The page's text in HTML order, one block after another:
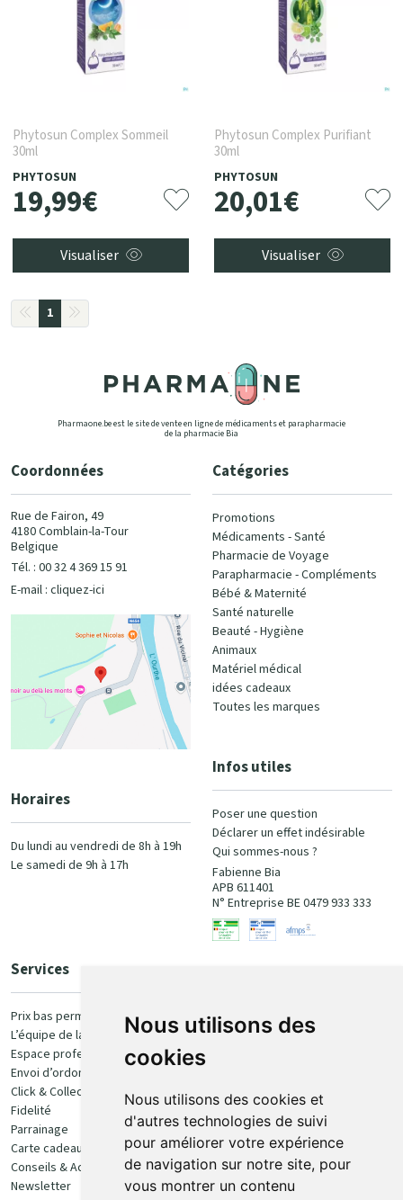
Nous utilisons des
cookies
Nous utilisons des cookies et
d'autres technologies de suivi
pour améliorer votre expérience
de navigation sur notre site, pour
vous montrer un contenu
Phytosun Complex Sommeil
30ml
PHYTOSUN
19,99€
Visualiser
Phytosun Complex Purifiant
30ml
PHYTOSUN
20,01€
Visualiser
1
Pharmaone.be est le site de vente en ligne de médicaments et parapharmacie
de la pharmacie Bia
Coordonnées
Rue de Fairon, 49
4180 Comblain-la-Tour
Belgique
Tél. : 00 32 4 369 15 91
E-mail : cliquez-ici
Horaires
Du lundi au vendredi de 8h à 19h
Le samedi de 9h à 17h
Catégories
Promotions
Médicaments - Santé
Pharmacie de Voyage
Parapharmacie - Compléments
Bébé & Maternité
Santé naturelle
Beauté - Hygiène
Animaux
Matériel médical
idées cadeaux
Toutes les marques
Infos utiles
Poser une question
Déclarer un effet indésirable
Qui sommes-nous ?
Fabienne Bia
APB 611401
N° Entreprise BE 0479 933 333
Services
Prix bas permanent
L’équipe de la pharmacie
Espace professionnel
Envoi d’ordonnance
Click & Collect
Fidelité
Parrainage
Carte cadeau
Conseils & Actualités
Newsletter
100% sécurisé
Retrait et livraison